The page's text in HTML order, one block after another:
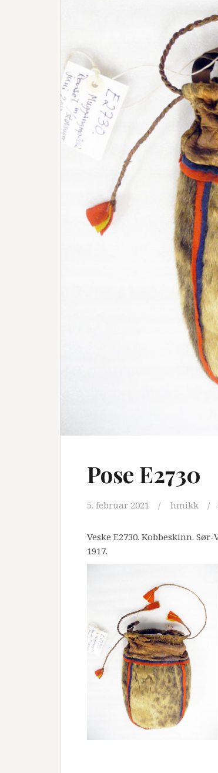
Pose E2730
5. februar 2021 hmikk
Veske E2730. Kobbeskinn.
1917.